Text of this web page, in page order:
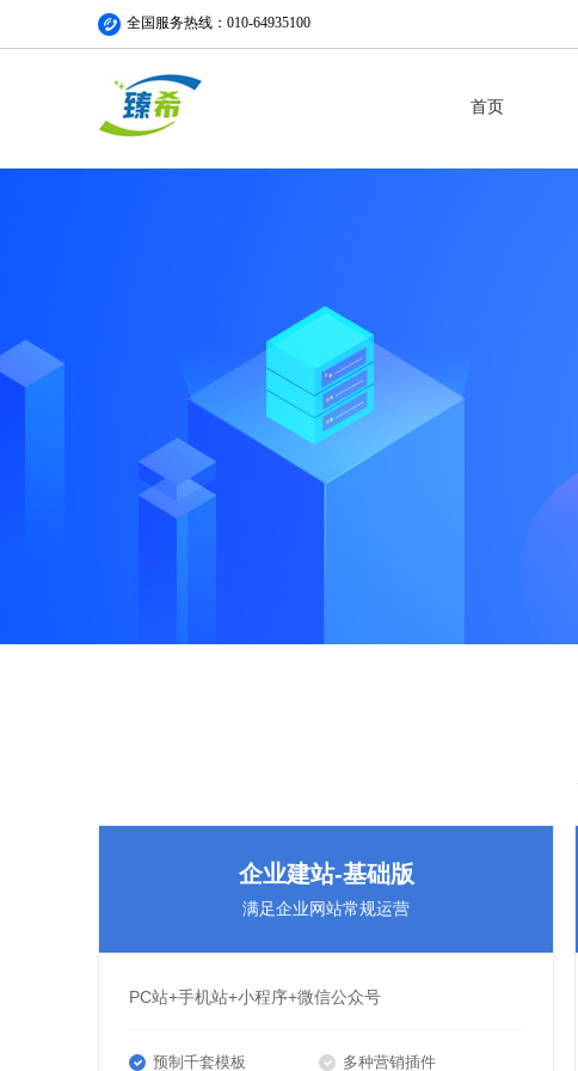
全国服务热线：010-64935100
首页
企业建站-基础版
满足企业网站常规运营
PC站+手机站+小程序+微信公众号
预制千套模板 多种营销插件